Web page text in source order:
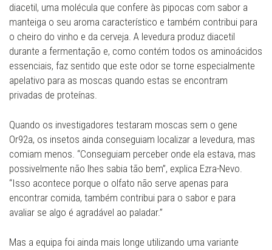
diacetil, uma molécula que confere às pipocas com sabor a
manteiga o seu aroma característico e também contribui para
o cheiro do vinho e da cerveja. A levedura produz diacetil
durante a fermentação e, como contém todos os aminoácidos
essenciais, faz sentido que este odor se torne especialmente
apelativo para as moscas quando estas se encontram
privadas de proteínas.
Quando os investigadores testaram moscas sem o gene
Or92a, os insetos ainda conseguiam localizar a levedura, mas
comiam menos. “Conseguiam perceber onde ela estava, mas
possivelmente não lhes sabia tão bem”, explica Ezra-Nevo.
“Isso acontece porque o olfato não serve apenas para
encontrar comida, também contribui para o sabor e para
avaliar se algo é agradável ao paladar.”
Mas a equipa foi ainda mais longe utilizando uma variante